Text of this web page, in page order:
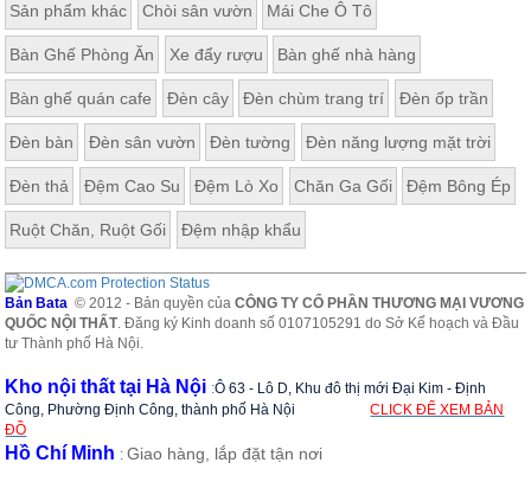
Sản phẩm khác Chòi sân vườn Mái Che Ô Tô
Bàn Ghế Phòng Ăn Xe đẩy rượu Bàn ghế nhà hàng
Bàn ghế quán cafe Đèn cây Đèn chùm trang trí Đèn ốp trần
Đèn bàn Đèn sân vườn Đèn tường Đèn năng lượng mặt trời
Đèn thả Đệm Cao Su Đệm Lò Xo Chăn Ga Gối Đệm Bông Ép
Ruột Chăn, Ruột Gối Đệm nhập khẩu
Bản Bata © 2012 - Bản quyền củaCÔNG TY CỔ PHẦN THƯƠNG MẠI VƯƠNG
QUỐC NỘI THẤT. Đăng ký Kinh doanh số 0107105291 do Sở Kế hoạch và Đầu
tư Thành phố Hà Nội.
Kho nội thất tại Hà Nội :Ô 63 - Lô D, Khu đô thị mới Đại Kim - Định
Công, Phường Định Công, thành phố Hà Nội
CLICK ĐỂ XEM BẢN
ĐỒ
Hồ Chí Minh :Giao hàng, lắp đặt tận nơi